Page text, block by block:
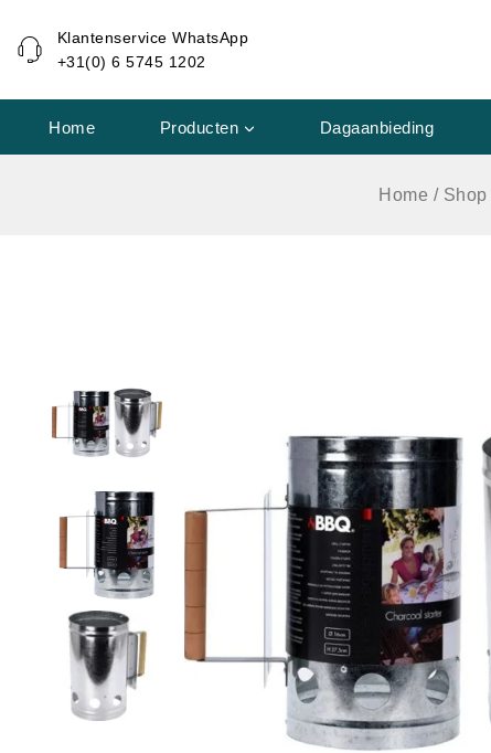
inhoud
Klantenservice WhatsApp
+31(0) 6 5745 1202
Home Producten Dagaanbieding
Home / Shop